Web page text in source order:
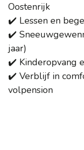
Oostenrijk
✔️ Lessen en
✔️
jaar)
✔️ Kinderopvang
✔️ Verblijf in
volpension